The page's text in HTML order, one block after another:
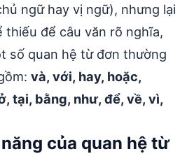
ngữ hay vị ngữ), nhưng lại
thiếu để câu văn rõ nghĩa,
số quan hệ từ đơn thường
và, với, hay, hoặc,
tại, bằng, như, để, về, vì,
của quan hệ từ